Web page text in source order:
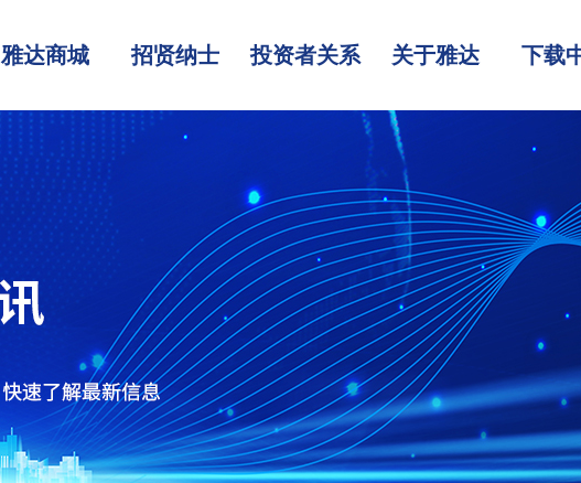
雅达商城 招贤纳士 投资者关系 关于雅达 下载